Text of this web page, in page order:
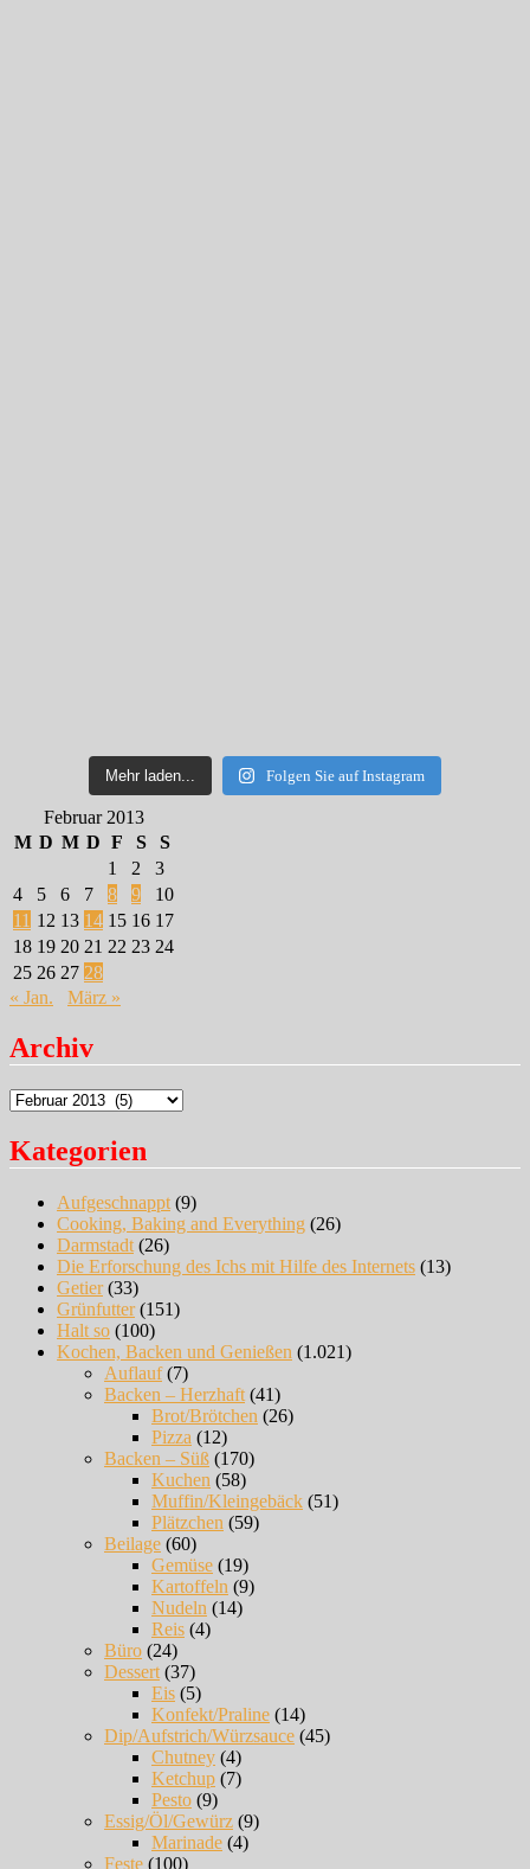
Mehr laden... Folgen Sie auf Instagram
Februar 2013
M D M D F S
S
1
2
3
4
5 6 7 8 9
10
11 12 13 14 15 16 17
18 19 20 21 22 23 24
25 26 27 28
« Jan.
März »
Archiv
Archiv
Kategorien
Aufgeschnappt (9)
Cooking, Baking and Everything (26)
Darmstadt (26)
Die Erforschung des Ichs mit Hilfe des Internets (13)
Getier(33)
Grünfutter(151)
Halt so (100)
Kochen, Backen und Genießen (1.021)
Auflauf(7)
Backen – Herzhaft (41)
Brot/Brötchen (26)
Pizza (12)
Backen – Süß (170)
Kuchen (58)
Muffin/Kleingebäck (51)
Plätzchen (59)
Beilage (60)
Gemüse (19)
Kartoffeln (9)
Nudeln (14)
Reis (4)
Büro (24)
Dessert (37)
Eis (5)
Konfekt/Praline (14)
Dip/Aufstrich/Würzsauce (45)
Chutney (4)
Ketchup (7)
Pesto (9)
Essig/Öl/Gewürz (9)
Marinade (4)
Feste (100)